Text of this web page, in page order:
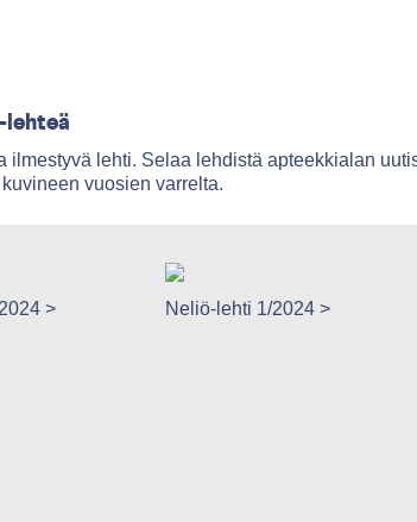
lehteä
lehti. Selaa lehdistä apteekkialan
vuosien varrelta.
> Neliö-lehti 1/2024 >